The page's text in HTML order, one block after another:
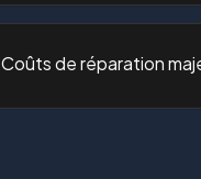
Coûts de réparation